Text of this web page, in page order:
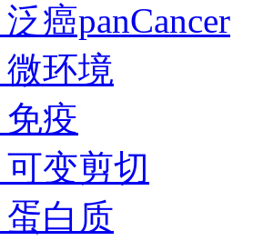
泛癌panCancer
微环境
免疫
可变剪切
蛋白质